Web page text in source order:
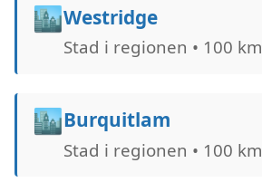
🏙️Westridge
Stad i regionen • 100 km
🏙️Burquitlam
Stad i regionen • 100 km